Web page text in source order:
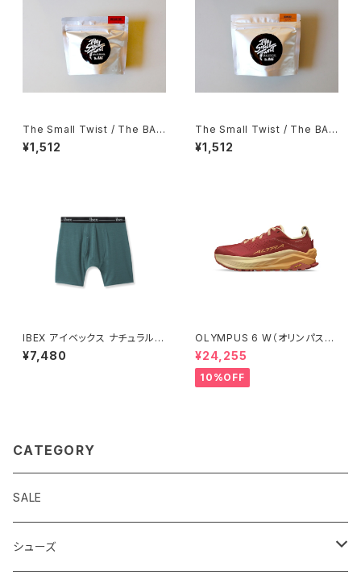
The Small Twist / The BAG
Meat Sauce Twist
¥1,512
The Small Twist / The BAG
Keema Rich
¥1,512
IBEX アイベックス ナチュラル
ボクサー ブリーフ /Green Her
on
¥7,480
OLYMPUS 6 W（オリンパス
6）ウィメンズ Red/Orange
¥24,255
10%OFF
CATEGORY
SALE
シューズ